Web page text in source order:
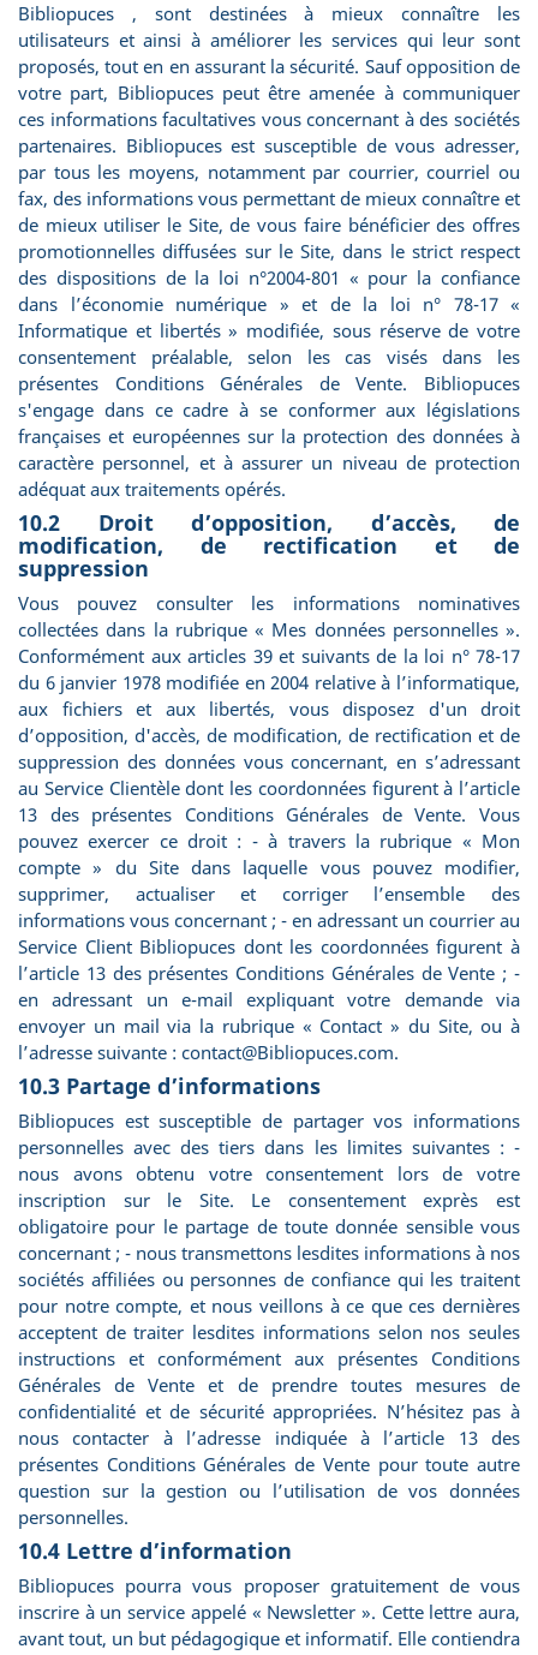
Bibliopuces , sont destinées à mieux connaître les
utilisateurs et ainsi à améliorer les services qui leur sont
proposés, tout en en assurant la sécurité. Sauf opposition de
votre part, Bibliopuces peut être amenée à communiquer
ces informations facultatives vous concernant à des sociétés
partenaires. Bibliopuces est susceptible de vous adresser,
par tous les moyens, notamment par courrier, courriel ou
fax, des informations vous permettant de mieux connaître et
de mieux utiliser le Site, de vous faire bénéficier des offres
promotionnelles diffusées sur le Site, dans le strict respect
des dispositions de la loi n°2004-801 « pour la confiance
dans l’économie numérique » et de la loi n° 78-17 «
Informatique et libertés » modifiée, sous réserve de votre
consentement préalable, selon les cas visés dans les
présentes Conditions Générales de Vente. Bibliopuces
s'engage dans ce cadre à se conformer aux législations
françaises et européennes sur la protection des données à
caractère personnel, et à assurer un niveau de protection
adéquat aux traitements opérés.
10.2 Droit d’opposition, d’accès, de
modification, de rectification et de
suppression
Vous pouvez consulter les informations nominatives
collectées dans la rubrique « Mes données personnelles ».
Conformément aux articles 39 et suivants de la loi n° 78-17
du 6 janvier 1978 modifiée en 2004 relative à l’informatique,
aux fichiers et aux libertés, vous disposez d'un droit
d’opposition, d'accès, de modification, de rectification et de
suppression des données vous concernant, en s’adressant
au Service Clientèle dont les coordonnées figurent à l’article
13 des présentes Conditions Générales de Vente. Vous
pouvez exercer ce droit : - à travers la rubrique « Mon
compte » du Site dans laquelle vous pouvez modifier,
supprimer, actualiser et corriger l’ensemble des
informations vous concernant ; - en adressant un courrier au
Service Client Bibliopuces dont les coordonnées figurent à
l’article 13 des présentes Conditions Générales de Vente ; -
en adressant un e-mail expliquant votre demande via
envoyer un mail via la rubrique « Contact » du Site, ou à
l’adresse suivante : contact@Bibliopuces.com.
10.3 Partage d’informations
Bibliopuces est susceptible de partager vos informations
personnelles avec des tiers dans les limites suivantes : -
nous avons obtenu votre consentement lors de votre
inscription sur le Site. Le consentement exprès est
obligatoire pour le partage de toute donnée sensible vous
concernant ; - nous transmettons lesdites informations à nos
sociétés affiliées ou personnes de confiance qui les traitent
pour notre compte, et nous veillons à ce que ces dernières
acceptent de traiter lesdites informations selon nos seules
instructions et conformément aux présentes Conditions
Générales de Vente et de prendre toutes mesures de
confidentialité et de sécurité appropriées. N’hésitez pas à
nous contacter à l’adresse indiquée à l’article 13 des
présentes Conditions Générales de Vente pour toute autre
question sur la gestion ou l’utilisation de vos données
personnelles.
10.4 Lettre d’information
Bibliopuces pourra vous proposer gratuitement de vous
inscrire à un service appelé « Newsletter ». Cette lettre aura,
avant tout, un but pédagogique et informatif. Elle contiendra